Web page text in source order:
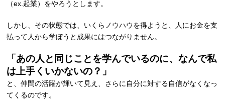
（ex.起業）をやろうとします。
しかし、その状態では、いくらノウハウを得ようと、人にお金を支
払って人から学ぼうと成果にはつながりません。
「あの人と同じことを学んでいるのに、なんで私
は上手くいかないの？」
と、仲間の活躍が輝いて見え、さらに自分に対する自信がなくなっ
てくるのです。